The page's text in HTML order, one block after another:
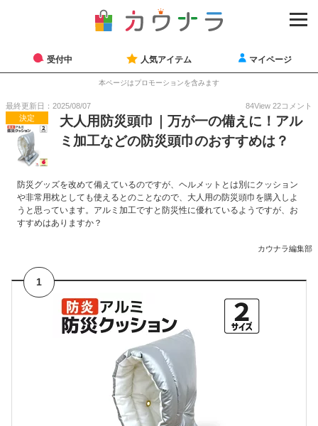
受付中 人気アイテム マイページ
本ページはプロモーションを含みます
最終更新日：2025/08/07 84View 22コメント
決定
大人用防災頭巾｜万が一の備えに！アル
ミ加工などの防災頭巾のおすすめは？
防災グッズを改めて備えているのですが、ヘルメットとは別にクッション
や非常用枕としても使えるとのことなので、大人用の防災頭巾を購入しよ
うと思っています。アルミ加工ですと防災性に優れているようですが、お
すすめはありますか？
カウナラ編集部
1